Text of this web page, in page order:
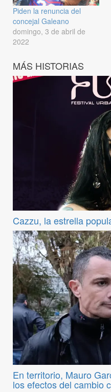
Piden la renuncia del
concejal Galeano
domingo, 3 de abril de
2022
MÁS HISTORIAS
Cazzu, la estrella
En territorio, Mauro
los efectos del cambio